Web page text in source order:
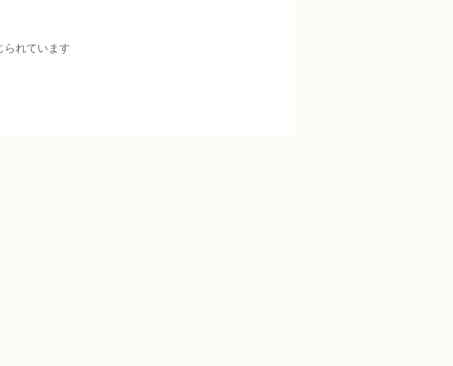
られています